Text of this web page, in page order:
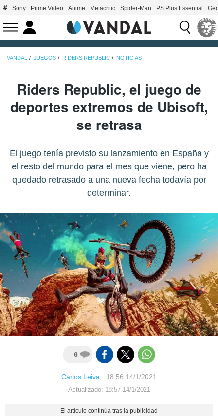
Sony Prime Video Anime Metacritic Spider-Man PS Plus Essential
VANDAL JUEGOS RIDERS REPUBLIC NOTICIAS
Riders Republic, el juego de
deportes extremos de Ubisoft,
se retrasa
El juego tenía previsto su lanzamiento en España y
el resto del mundo para el mes que viene, pero ha
quedado retrasado a una nueva fecha todavía por
determinar.
6
Carlos Leiva · 18:56 14/1/2021
Actualizado: 18:57 14/1/2021